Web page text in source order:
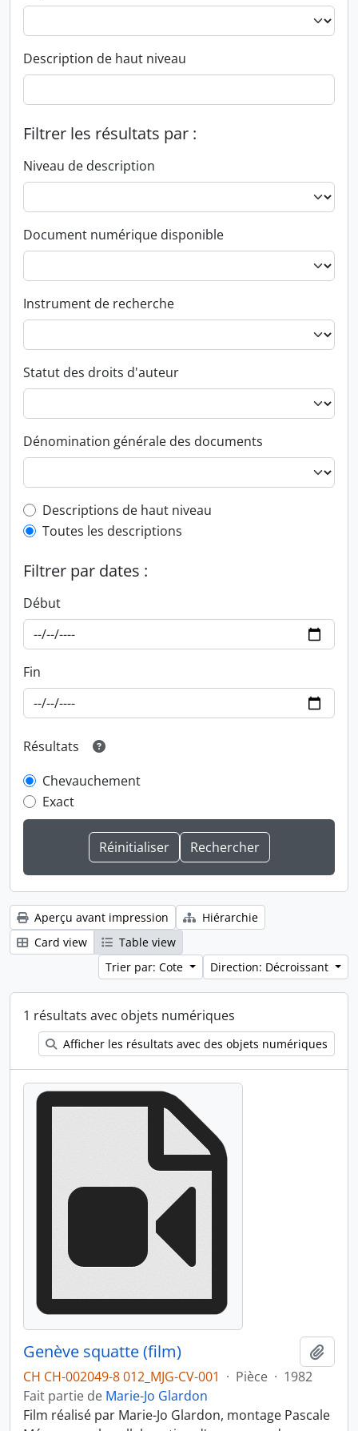
Description de haut niveau
Filtrer les résultats par :
Niveau de description
Document numérique disponible
Instrument de recherche
Statut des droits d'auteur
Dénomination générale des documents
Top-level description filter
Descriptions de haut niveau
Toutes les descriptions
Filtrer par dates :
Début
Fin
Résultats
Chevauchement
Exact
Aperçu avant impression
Hiérarchie
Card view
Table view
Trier par: Cote
Direction: Décroissant
1 résultats avec objets numériques
Afficher les résultats avec des objets numériques
Genève squatte (film)
CH CH-002049-8 012_MJG-CV-001 · Pièce · 1982
Fait partie de Marie-Jo Glardon
Film réalisé par Marie-Jo Glardon, montage Pascale